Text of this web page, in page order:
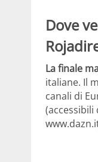
Dove
La finale
italiane. Il
canali di
(accessibili